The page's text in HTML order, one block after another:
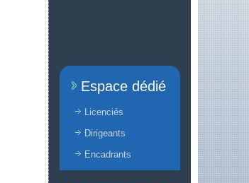
Espace dédié
Licenciés
Dirigeants
Encadrants